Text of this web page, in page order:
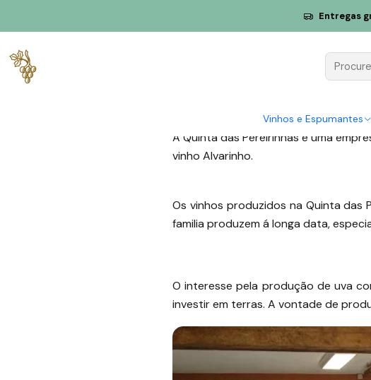
Vinhos e Espumantes
Entregas
Quinta das Pereirinhas - Produtor de Vinho Alvarinho
Quinta das
A Quinta das Pereirinhas é uma
vinho Alvarinho.
Os vinhos produzidos na Quinta das
familia produzem á longa data,
O interesse pela produção de uva
investir em terras. A vontade de